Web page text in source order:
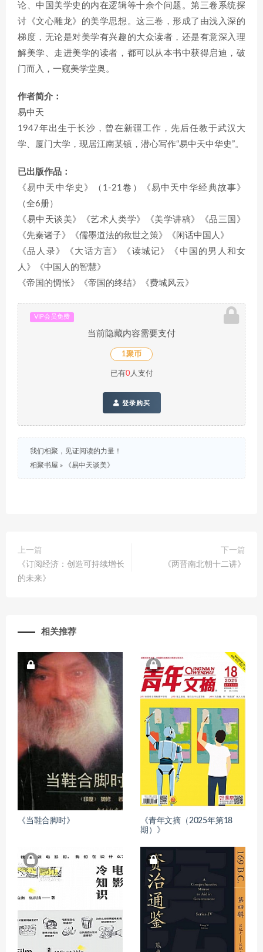
论、中国美学史的内在逻辑等十余个问题。第三卷系统探
讨《文心雕龙》的美学思想。这三卷，形成了由浅入深的
梯度，无论是对美学有兴趣的大众读者，还是有意深入理
解美学、走进美学的读者，都可以从本书中获得启迪，破
门而入，一窥美学堂奥。
作者简介：
易中天
1947年出生于长沙，曾在新疆工作，先后任教于武汉大
学、厦门大学，现居江南某镇，潜心写作“易中天中华史”。
已出版作品：
《易中天中华史》（1-21卷）《易中天中华经典故事》
（全6册）
《易中天谈美》《艺术人类学》《美学讲稿》《品三国》
《先秦诸子》《儒墨道法的救世之策》《闲话中国人》
《品人录》《大话方言》《读城记》《中国的男人和女
人》《中国人的智慧》
《帝国的惆怅》《帝国的终结》《费城风云》
VIP会员免费
当前隐藏内容需要支付
1聚币
已有0人支付
登录购买
我们相聚，见证阅读的力量！
相聚书屋 » 《易中天谈美》
上一篇
《订阅经济：创造可持续增长
的未来》
下一篇
《两晋南北朝十二讲》
相关推荐
《当鞋合脚时》
《青年文摘（2025年第18
期）》